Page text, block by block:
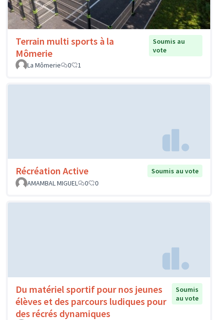
Terrain multi sports à la
Mômerie
Soumis au
vote
La Mômerie
0 1
Récréation Active
Soumis au vote
AMAMBAL MIGUEL
0 0
Du matériel sportif pour nos jeunes
élèves et des parcours ludiques pour
des récrés dynamiques
Soumis
au vote